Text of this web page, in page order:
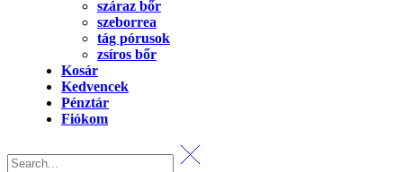
száraz bőr
szeborrea
tág pórusok
zsíros bőr
Kosár
Kedvencek
Pénztár
Fiókom